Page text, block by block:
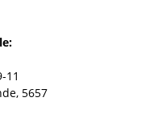
11
5657